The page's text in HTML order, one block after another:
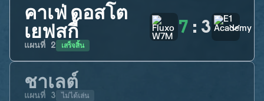
คาเฟ่ ดอสโต
เยฟสกี้
แผนที่ 2 เสร็จสิ้น
7 : 3
ชาเลต์
แผนที่ 3 ไม่ได้เล่น